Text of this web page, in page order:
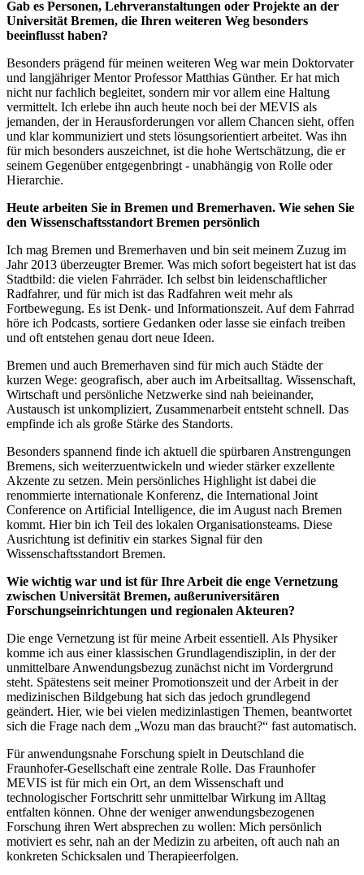
Gab es Personen, Lehrveranstaltungen oder Projekte an der
Universität Bremen, die Ihren weiteren Weg besonders
beeinflusst haben?
Besonders prägend für meinen weiteren Weg war mein Doktorvater
und langjähriger Mentor Professor Matthias Günther. Er hat mich
nicht nur fachlich begleitet, sondern mir vor allem eine Haltung
vermittelt. Ich erlebe ihn auch heute noch bei der MEVIS als
jemanden, der in Herausforderungen vor allem Chancen sieht, offen
und klar kommuniziert und stets lösungsorientiert arbeitet. Was ihn
für mich besonders auszeichnet, ist die hohe Wertschätzung, die er
seinem Gegenüber entgegenbringt - unabhängig von Rolle oder
Hierarchie.
Heute arbeiten Sie in Bremen und Bremerhaven. Wie sehen Sie
den Wissenschaftsstandort Bremen persönlich
Ich mag Bremen und Bremerhaven und bin seit meinem Zuzug im
Jahr 2013 überzeugter Bremer. Was mich sofort begeistert hat ist das
Stadtbild: die vielen Fahrräder. Ich selbst bin leidenschaftlicher
Radfahrer, und für mich ist das Radfahren weit mehr als
Fortbewegung. Es ist Denk- und Informationszeit. Auf dem Fahrrad
höre ich Podcasts, sortiere Gedanken oder lasse sie einfach treiben
und oft entstehen genau dort neue Ideen.
Bremen und auch Bremerhaven sind für mich auch Städte der
kurzen Wege: geografisch, aber auch im Arbeitsalltag. Wissenschaft,
Wirtschaft und persönliche Netzwerke sind nah beieinander,
Austausch ist unkompliziert, Zusammenarbeit entsteht schnell. Das
empfinde ich als große Stärke des Standorts.
Besonders spannend finde ich aktuell die spürbaren Anstrengungen
Bremens, sich weiterzuentwickeln und wieder stärker exzellente
Akzente zu setzen. Mein persönliches Highlight ist dabei die
renommierte internationale Konferenz, die International Joint
Conference on Artificial Intelligence, die im August nach Bremen
kommt. Hier bin ich Teil des lokalen Organisationsteams. Diese
Ausrichtung ist definitiv ein starkes Signal für den
Wissenschaftsstandort Bremen.
Wie wichtig war und ist für Ihre Arbeit die enge Vernetzung
zwischen Universität Bremen, außeruniversitären
Forschungseinrichtungen und regionalen Akteuren?
Die enge Vernetzung ist für meine Arbeit essentiell. Als Physiker
komme ich aus einer klassischen Grundlagendisziplin, in der der
unmittelbare Anwendungsbezug zunächst nicht im Vordergrund
steht. Spätestens seit meiner Promotionszeit und der Arbeit in der
medizinischen Bildgebung hat sich das jedoch grundlegend
geändert. Hier, wie bei vielen medizinlastigen Themen, beantwortet
sich die Frage nach dem „Wozu man das braucht?“ fast automatisch.
Für anwendungsnahe Forschung spielt in Deutschland die
Fraunhofer-Gesellschaft eine zentrale Rolle. Das Fraunhofer
MEVIS ist für mich ein Ort, an dem Wissenschaft und
technologischer Fortschritt sehr unmittelbar Wirkung im Alltag
entfalten können. Ohne der weniger anwendungsbezogenen
Forschung ihren Wert absprechen zu wollen: Mich persönlich
motiviert es sehr, nah an der Medizin zu arbeiten, oft auch nah an
konkreten Schicksalen und Therapieerfolgen.